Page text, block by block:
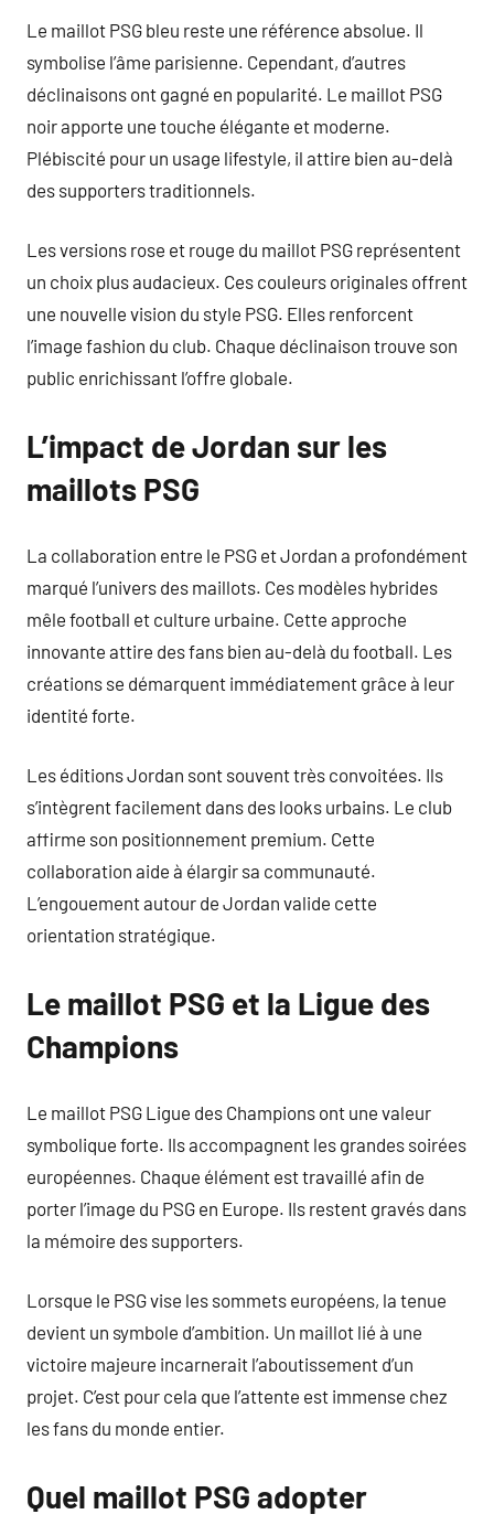
Le maillot PSG bleu reste une référence absolue. Il
symbolise l’âme parisienne. Cependant, d’autres
déclinaisons ont gagné en popularité. Le maillot PSG
noir apporte une touche élégante et moderne.
Plébiscité pour un usage lifestyle, il attire bien au-delà
des supporters traditionnels.
Les versions rose et rouge du maillot PSG représentent
un choix plus audacieux. Ces couleurs originales offrent
une nouvelle vision du style PSG. Elles renforcent
l’image fashion du club. Chaque déclinaison trouve son
public enrichissant l’offre globale.
L’impact de Jordan sur les
maillots PSG
La collaboration entre le PSG et Jordan a profondément
marqué l’univers des maillots. Ces modèles hybrides
mêle football et culture urbaine. Cette approche
innovante attire des fans bien au-delà du football. Les
créations se démarquent immédiatement grâce à leur
identité forte.
Les éditions Jordan sont souvent très convoitées. Ils
s’intègrent facilement dans des looks urbains. Le club
affirme son positionnement premium. Cette
collaboration aide à élargir sa communauté.
L’engouement autour de Jordan valide cette
orientation stratégique.
Le maillot PSG et la Ligue des
Champions
Le maillot PSG Ligue des Champions ont une valeur
symbolique forte. Ils accompagnent les grandes soirées
européennes. Chaque élément est travaillé afin de
porter l’image du PSG en Europe. Ils restent gravés dans
la mémoire des supporters.
Lorsque le PSG vise les sommets européens, la tenue
devient un symbole d’ambition. Un maillot lié à une
victoire majeure incarnerait l’aboutissement d’un
projet. C’est pour cela que l’attente est immense chez
les fans du monde entier.
Quel maillot PSG adopter